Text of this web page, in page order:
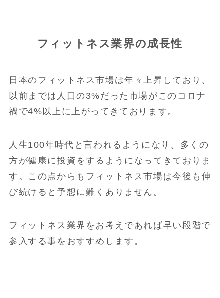
フィットネス業界の成長性
日本のフィットネス市場は年々上昇しており、
以前までは人口の3%だった市場がこのコロナ
禍で4%以上に上がってきております。
人生100年時代と言われるようになり、多くの
方が健康に投資をするようになってきておりま
す。この点からもフィットネス市場は今後も伸
び続けると予想に難くありません。
フィットネス業界をお考えであれば早い段階で
参入する事をおすすめします。